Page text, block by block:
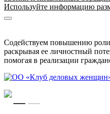
Используйте информацию
Содействуем повышению
раскрывая ее личностный
помогая в реализации
RUEN